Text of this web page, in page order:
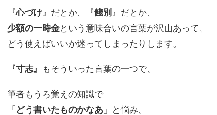
『心づけ 』だとか、『餞別 』だとか、
少額の一時金という意味合いの言葉が沢山あって、
どう使えばいいか迷ってしまったりします。
『寸志』 もそういった言葉の一つで、
筆者もうろ覚えの知識で
「 どう書いたものかなあ 」と悩み、